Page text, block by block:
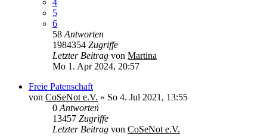
5
6
58 Antworten
1984354 Zugriffe
Letzter Beitrag von Martina
Mo 1. Apr 2024, 20:57
Freie Patenschaft
von CoSeNot e.V. » So 4. Jul 2021, 13:55
0 Antworten
13457 Zugriffe
Letzter Beitrag von CoSeNot e.V.